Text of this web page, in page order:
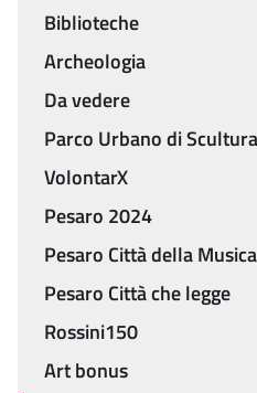
Biblioteche
Archeologia
Da vedere
Parco Urbano di
VolontarX
Pesaro 2024
Pesaro Città della Musica
Pesaro Città che legge
Rossini150
Art bonus